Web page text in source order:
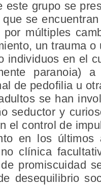
este grupo se
que se
por múltiples
un trauma o
individuos en el
paranoia)
de pedofilia u
se han
seductor y
el control de
en los
clínica
promiscuidad
desequilibrio